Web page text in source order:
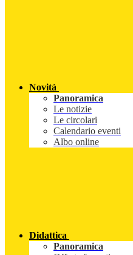
Novità
Panoramica
Le notizie
Le circolari
Calendario eventi
Albo online
Didattica
Panoramica